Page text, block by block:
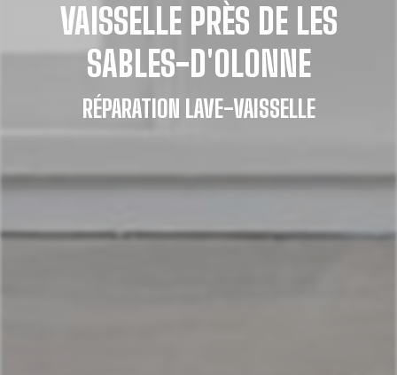
VAISSELLE PRÈS DE LES
SABLES-D'OLONNE
RÉPARATION LAVE-VAISSELLE